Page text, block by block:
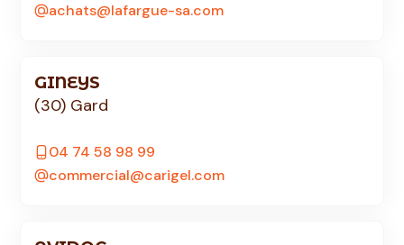
achats@lafargue-sa.com
GINEYS
(30) Gard
04 74 58 98 99
commercial@carigel.com